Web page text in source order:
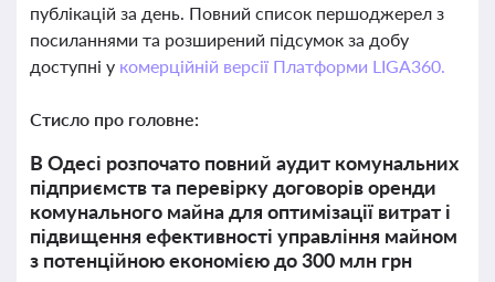
публікацій за день. Повний список першоджерел з
посиланнями та розширений підсумок за добу
доступні у комерційній версії Платформи LIGA360.
Стисло про головне:
В Одесі розпочато повний аудит комунальних
підприємств та перевірку договорів оренди
комунального майна для оптимізації витрат і
підвищення ефективності управління майном
з потенційною економією до 300 млн грн